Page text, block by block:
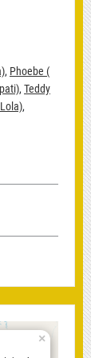
, Phoebe (
, Teddy
,
×